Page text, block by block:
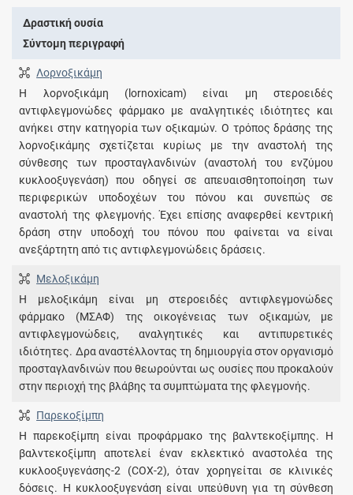
Δραστική ουσία
Σύντομη περιγραφή
Λορνοξικάμη
Η λορνοξικάμη (lornoxicam) είναι μη στεροειδές
αντιφλεγμονώδες φάρμακο με αναλγητικές ιδιότητες και
ανήκει στην κατηγορία των οξικαμών. Ο τρόπος δράσης της
λορνοξικάμης σχετίζεται κυρίως με την αναστολή της
σύνθεσης των προσταγλανδινών (αναστολή του ενζύμου
κυκλοοξυγενάση) που οδηγεί σε απευαισθητοποίηση των
περιφερικών υποδοχέων του πόνου και συνεπώς σε
αναστολή της φλεγμονής. Έχει επίσης αναφερθεί κεντρική
δράση στην υποδοχή του πόνου που φαίνεται να είναι
ανεξάρτητη από τις αντιφλεγμονώδεις δράσεις.
Μελοξικάμη
Η μελοξικάμη είναι μη στεροειδές αντιφλεγμονώδες
φάρμακο (ΜΣΑΦ) της οικογένειας των οξικαμών, με
αντιφλεγμονώδεις, αναλγητικές και αντιπυρετικές
ιδιότητες. Δρα αναστέλλοντας τη δημιουργία στον οργανισμό
προσταγλανδινών που θεωρούνται ως ουσίες που προκαλούν
στην περιοχή της βλάβης τα συμπτώματα της φλεγμονής.
Παρεκοξίμπη
Η παρεκοξίμπη είναι προφάρμακο της βαλντεκοξίμπης. Η
βαλντεκοξίμπη αποτελεί έναν εκλεκτικό αναστολέα της
κυκλοοξυγενάσης-2 (COX-2), όταν χορηγείται σε κλινικές
δόσεις. Η κυκλοοξυγενάση είναι υπεύθυνη για τη σύνθεση